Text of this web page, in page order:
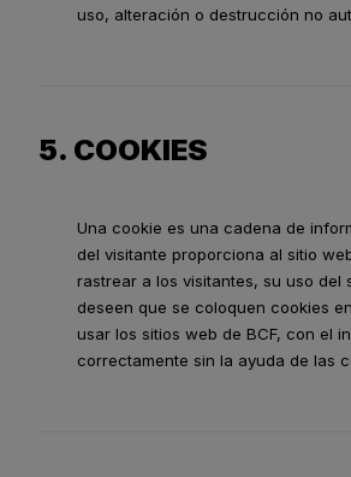
uso, alteración o destrucción no
5. COOKIES
Una cookie es una cadena de
del visitante proporciona al sitio
rastrear a los visitantes, su uso del
deseen que se coloquen cookies
usar los sitios web de BCF, con el
correctamente sin la ayuda de las